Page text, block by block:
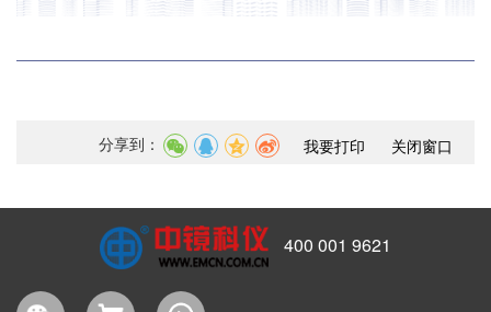
分享到： 我要打印 关闭窗口
400 001 9621